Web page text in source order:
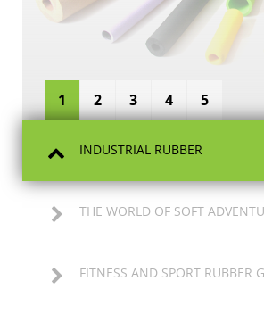
1 2 3 4 5
INDUSTRIAL RUBBER
THE WORLD OF SOFT
FITNESS AND SPORT RUBBER